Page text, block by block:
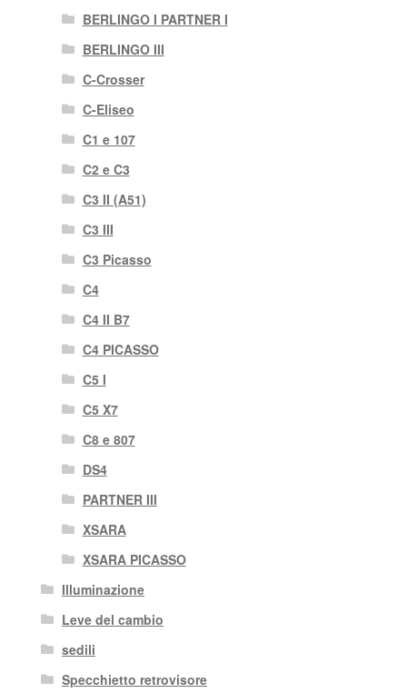
BERLINGO I PARTNER I
BERLINGO III
C-Crosser
C-Eliseo
C1 e 107
C2 e C3
C3 II (A51)
C3 III
C3 Picasso
C4
C4 II B7
C4 PICASSO
C5 I
C5 X7
C8 e 807
DS4
PARTNER III
XSARA
XSARA PICASSO
Illuminazione
Leve del cambio
sedili
Specchietto retrovisore